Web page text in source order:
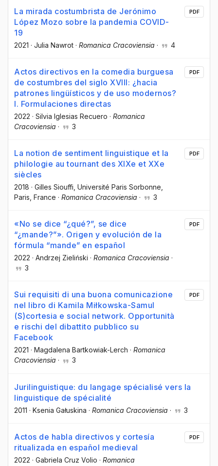
La mirada costumbrista de Jerónimo
López Mozo sobre la pandemia COVID-
19
2021 · Julia Nawrot · Romanica Cracoviensia · 4
PDF
Actos directivos en la comedia burguesa
de costumbres del siglo XVIII: ¿hacia
patrones lingüísticos y de uso modernos?
I. Formulaciones directas
2022 · Silvia Iglesias Recuero · Romanica
Cracoviensia · 3
PDF
La notion de sentiment linguistique et la
philologie au tournant des XIXe et XXe
siècles
2018 · Gilles Siouffi , Université Paris Sorbonne,
Paris, France · Romanica Cracoviensia · 3
PDF
«No se dice “¿qué?”, se dice
“¿mande?”». Origen y evolución de la
fórmula “mande” en español
2022 · Andrzej Zieliński · Romanica Cracoviensia ·
3
PDF
Sui requisiti di una buona comunicazione
nel libro di Kamila Miłkowska-Samul
(S)cortesia e social network. Opportunità
e rischi del dibattito pubblico su
Facebook
2021 · Magdalena Bartkowiak-Lerch · Romanica
Cracoviensia · 3
PDF
Jurilinguistique: du langage spécialisé vers la
linguistique de spécialité
2011 · Ksenia Gałuskina · Romanica Cracoviensia · 3
Actos de habla directivos y cortesía
ritualizada en español medieval
2022 · Gabriela Cruz Volio · Romanica
PDF